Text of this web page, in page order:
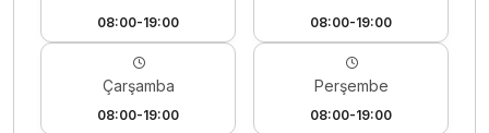
08:00-19:00 08:00-19:00
Çarşamba
08:00-19:00
Perşembe
08:00-19:00